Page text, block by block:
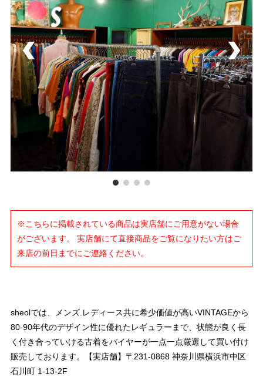
※こちらに掲載されている商品は実店舗にご用意がない場合
がございます。 実店舗にて直接商品をご覧になりたい方はご
来店の前日までにご連絡ください。
sheolでは、メンズ.レディース共に希少価値が高いVINTAGEから
80-90年代のデザイン性に優れたレギュラーまで、状態が良く長
く付き合っていける古着をバイヤーが一点一点厳選して買い付け
販売しております。【実店舗】〒231-0868 神奈川県横浜市中区
石川町 1-13-2F